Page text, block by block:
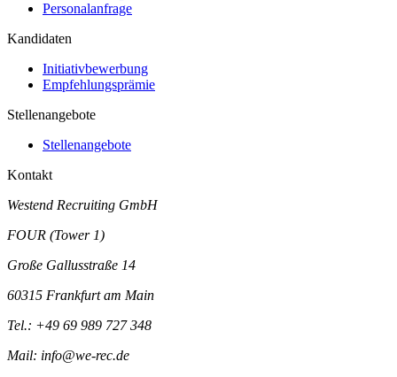
Personalanfrage
Kandidaten
Initiativbewerbung
Empfehlungsprämie
Stellenangebote
Stellenangebote
Kontakt
Westend Recruiting GmbH
FOUR (Tower 1)
Große Gallusstraße 14
60315 Frankfurt am Main
Tel.: +49 69 989 727 348
Mail: info@we-rec.de